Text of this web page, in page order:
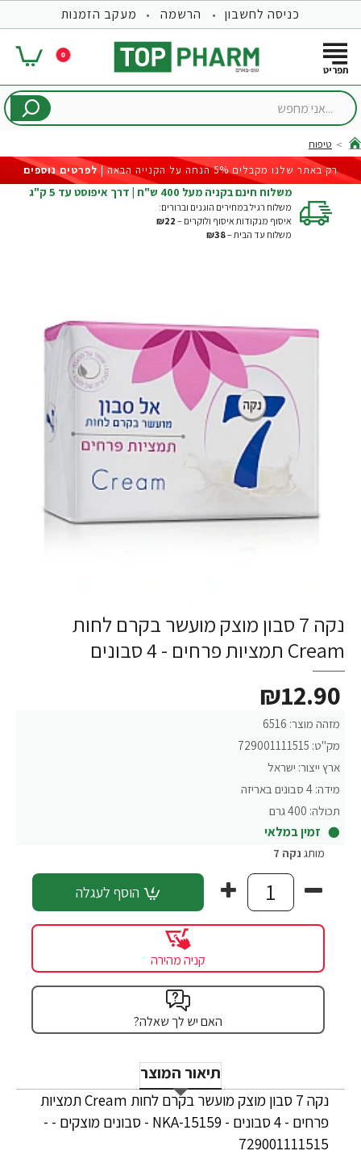
כניסה לחשבון הרשמה מעקב הזמנות
0
...אני
home
טיפוח
רק באתר שלנו מקבלים 5% הנחה על הקנייה הבאה |
לפרטים נוספים
משלוח חינם בקניה מעל 400 ש"ח | דרך איפוסט עד 5 ק"ג
משלוח רגיל במחירים הוגנים וברורים:
איסוף מנקודות איסוף ולוקרים – ₪22
משלוח עד הבית –₪38
נקה 7 סבון מוצק מועשר בקרם לחות
Cream תמציות פרחים - 4 סבונים
מזהה מוצר: 6516
מק"ט: 729001111515
ארץ ייצור: ישראל
מידה: 4 סבונים באריזה
תכולה: 400 גרם
זמין במלאי
₪12.90
מותג נקה 7
הוסף לעגלה
קניה מהירה
האם יש לך שאלה?
תיאור המוצר
נקה 7 סבון מוצק מועשר בקרם לחות Cream תמציות
פרחים - 4 סבונים - NKA-15159 - סבונים מוצקים - -
729001111515